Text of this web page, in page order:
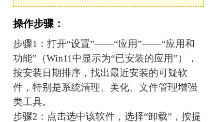
操作步骤：
步骤1：打开“设置”——“应用”——“应用和
功能”（Win11中显示为“已安装的应用”），
按安装日期排序，找出最近安装的可疑软
件，特别是系统清理、美化、文件管理增强
类工具。
步骤2：点击选中该软件，选择“卸载”，按提